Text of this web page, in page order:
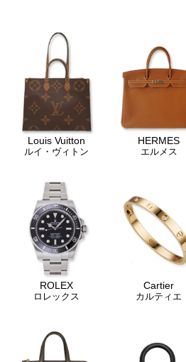
Louis Vuitton
ルイ・ヴィトン
HERMES
エルメス
ROLEX
ロレックス
Cartier
カルティエ